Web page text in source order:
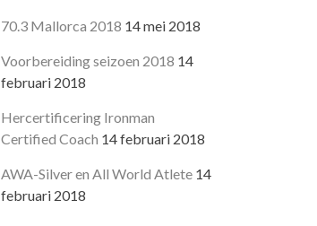
70.3 Mallorca 2018 14 mei 2018
Voorbereiding seizoen 2018 14
februari 2018
Hercertificering Ironman
Certified Coach 14 februari 2018
AWA-Silver en All World Atlete 14
februari 2018